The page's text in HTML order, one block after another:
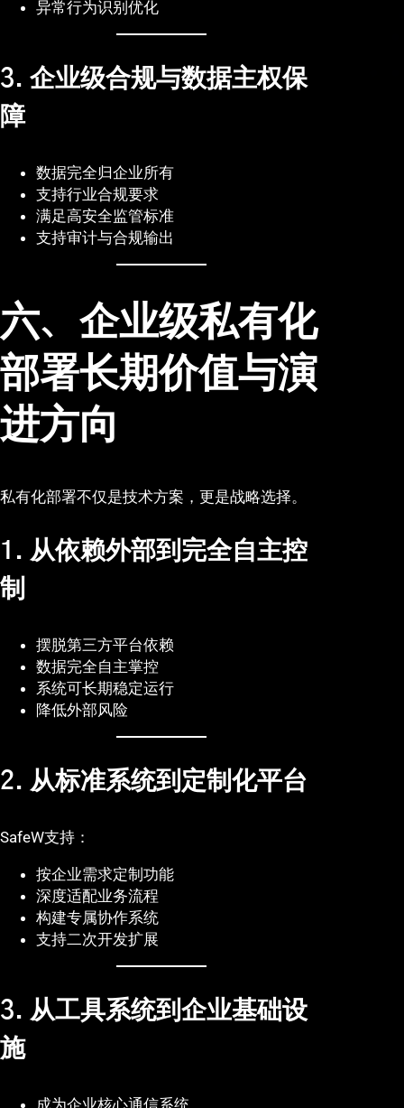
异常行为识别优化
3. 企业级合规与数据主权保
障
数据完全归企业所有
支持行业合规要求
满足高安全监管标准
支持审计与合规输出
六、企业级私有化
部署长期价值与演
进方向
私有化部署不仅是技术方案，更是战略选择。
1. 从依赖外部到完全自主控
制
摆脱第三方平台依赖
数据完全自主掌控
系统可长期稳定运行
降低外部风险
2. 从标准系统到定制化平台
SafeW支持：
按企业需求定制功能
深度适配业务流程
构建专属协作系统
支持二次开发扩展
3. 从工具系统到企业基础设
施
成为企业核心通信系统